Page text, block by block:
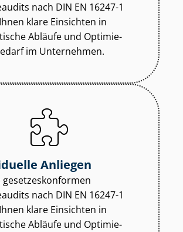
nach DIN EN 16247-1
klare Einsichten in
Abläufe und Op­ti­mie­
im Unternehmen.
Anliegen
ge­set­zes­kon­for­men
nach DIN EN 16247-1
klare Einsichten in
Abläufe und Op­ti­mie­